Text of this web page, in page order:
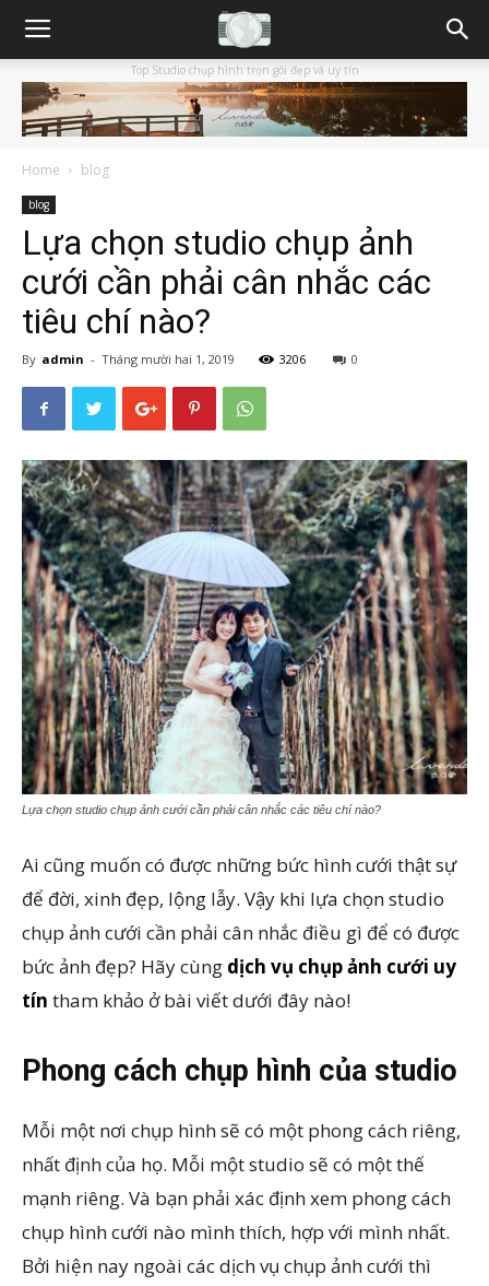
Top Studio chụp hình trọn gói đẹp và uy tín
Home blog
blog
Lựa chọn studio chụp ảnh
cưới cần phải cân nhắc các
tiêu chí nào?
By admin - Tháng mười hai 1, 2019 3206 0
Lựa chọn studio chụp ảnh cưới cần phải cân nhắc các tiêu chí nào?
Ai cũng muốn có được những bức hình cưới thật sự
để đời, xinh đẹp, lộng lẫy. Vậy khi lựa chọn studio
chụp ảnh cưới cần phải cân nhắc điều gì để có được
bức ảnh đẹp? Hãy cùng dịch vụ chụp ảnh cưới uy
tín tham khảo ở bài viết dưới đây nào!
Phong cách chụp hình của studio
Mỗi một nơi chụp hình sẽ có một phong cách riêng,
nhất định của họ. Mỗi một studio sẽ có một thế
mạnh riêng. Và bạn phải xác định xem phong cách
chụp hình cưới nào mình thích, hợp với mình nhất.
Bởi hiện nay ngoài các dịch vụ chụp ảnh cưới thì